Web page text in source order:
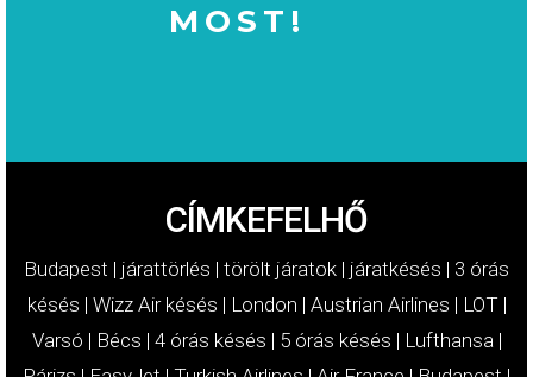
MOST!
CÍMKEFELHŐ
Budapest | járattörlés | törölt járatok | járatkésés | 3 órás
késés | Wizz Air késés | London | Austrian Airlines | LOT|
Varsó | Bécs | 4 órás késés | 5 órás késés | Lufthansa |